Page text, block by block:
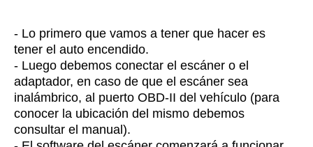
- Lo primero que vamos a tener que hacer es
tener el auto encendido.
- Luego debemos conectar el escáner o el
adaptador, en caso de que el escáner sea
inalámbrico, al puerto OBD-II del vehículo (para
conocer la ubicación del mismo debemos
consultar el manual).